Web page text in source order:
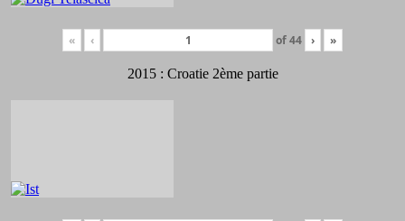
« ‹ of44 › »
2015 : Croatie 2ème partie